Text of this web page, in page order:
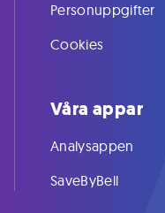
Personuppgifter
Cookies
Våra appar
Analysappen
SaveByBell